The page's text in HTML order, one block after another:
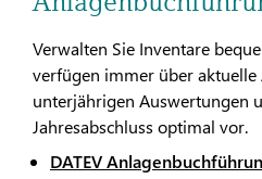
Verwalten Sie Inventare
verfügen immer über aktuelle
unterjährigen Auswertungen
Jahresabschluss optimal vor.
DATEV